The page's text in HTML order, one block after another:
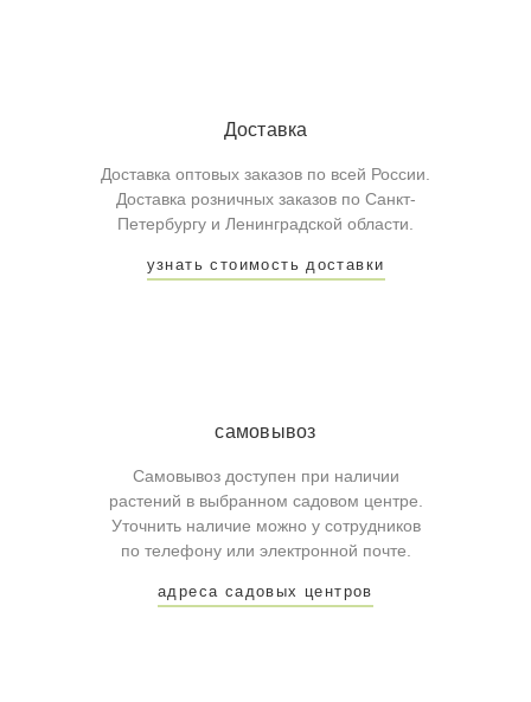
Доставка
Доставка оптовых заказов по всей России.
Доставка розничных заказов по Санкт-
Петербургу и Ленинградской области.
узнать стоимость доставки
самовывоз
Самовывоз доступен при наличии
растений в выбранном садовом центре.
Уточнить наличие можно у сотрудников
по телефону или электронной почте.
адреса садовых центров